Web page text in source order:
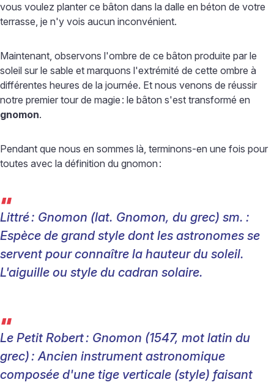
vous voulez planter ce bâton dans la dalle en béton de votre
terrasse, je n'y vois aucun inconvénient.
Maintenant, observons l'ombre de ce bâton produite par le
soleil sur le sable et marquons l'extrémité de cette ombre à
différentes heures de la journée. Et nous venons de réussir
notre premier tour de magie : le bâton s'est transformé en
gnomon.
Pendant que nous en sommes là, terminons-en une fois pour
toutes avec la définition du gnomon :
“
Littré: Gnomon (lat. Gnomon, du grec) sm. :
Espèce de grand style dont les astronomes se
servent pour connaître la hauteur du soleil.
L'aiguille ou style du cadran solaire.
“
Le Petit Robert: Gnomon (1547, mot latin du
grec): Ancien instrument astronomique
composée d'une tige verticale (style) faisant